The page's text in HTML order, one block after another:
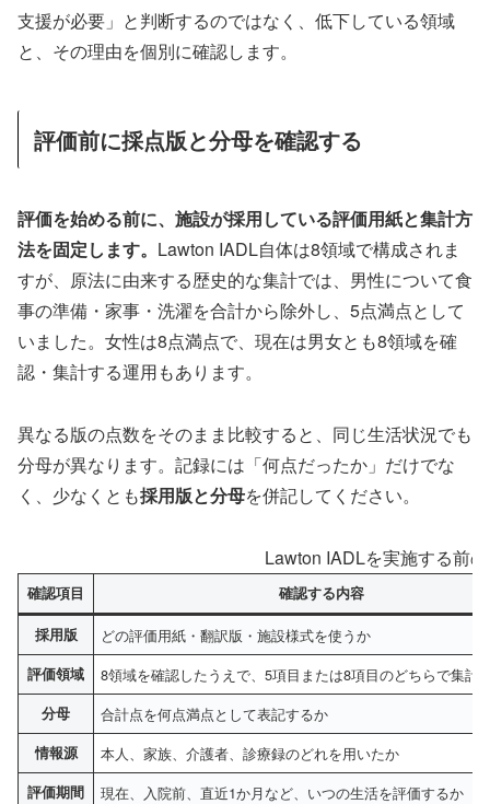
支援が必要」と判断するのではなく、低下している領域
と、その理由を個別に確認します。
評価前に採点版と分母を確認する
評価を始める前に、施設が採用している評価用紙と集計方
法を固定します。 Lawton IADL自体は8領域で構成されま
すが、原法に由来する歴史的な集計では、男性について食
事の準備・家事・洗濯を合計から除外し、5点満点として
いました。女性は8点満点で、現在は男女とも8領域を確
認・集計する運用もあります。
異なる版の点数をそのまま比較すると、同じ生活状況でも
分母が異なります。記録には「何点だったか」だけでな
く、少なくとも採用版と分母を併記してください。
Lawton IADLを実施する前
確認項目 確認する内容
採用版 どの評価用紙・翻訳版・施設様式を使うか
評価領域 8領域を確認したうえで、5項目または8項目のどちらで集計
分母 合計点を何点満点として表記するか
情報源 本人、家族、介護者、診療録のどれを用いたか
評価期間 現在、入院前、直近1か月など、いつの生活を評価するか